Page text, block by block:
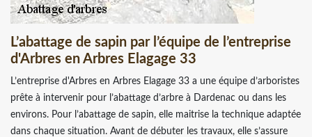
L’abattage de sapin par l’équipe de l’entreprise
d'Arbres en Arbres Elagage 33
L’entreprise d'Arbres en Arbres Elagage 33 a une équipe d’arboristes
prête à intervenir pour l’abattage d’arbre à Dardenac ou dans les
environs. Pour l’abattage de sapin, elle maitrise la technique adaptée
dans chaque situation. Avant de débuter les travaux, elle s’assure